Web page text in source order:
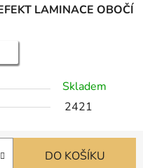
LAMINACE OBOČÍ
Skladem
2421
DO KOŠÍKU